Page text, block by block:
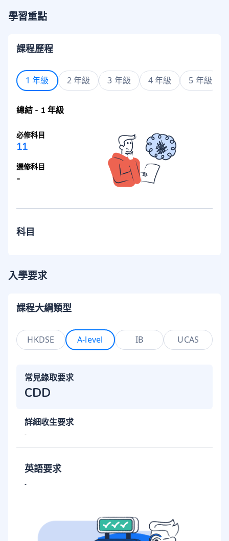
學習重點
課程歷程
1 年級 2 年級 3 年級 4 年級 5 年級
總結 - 1 年級
必修科目
11
選修科目
-
科目
入學要求
課程大綱類型
HKDSE A-level IB UCAS
常見錄取要求
CDD
詳細收生要求
-
英語要求
-